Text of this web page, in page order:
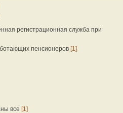
регистрационная служба при
пенсионеров [1]
все [1]